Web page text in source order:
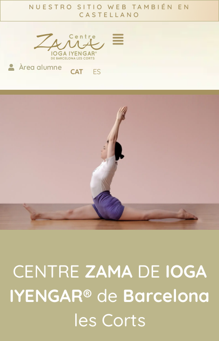
NUESTRO SITIO WEB TAMBIÉN EN
CASTELLANO
Àrea alumne CAT ES
CENTRE ZAMA DE IOGA
IYENGAR® de Barcelona
les Corts